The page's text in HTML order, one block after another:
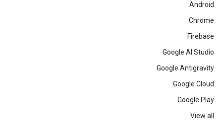
Android
Chrome
Firebase
Google AI Studio
Google Antigravity
Google Cloud
Google Play
View all